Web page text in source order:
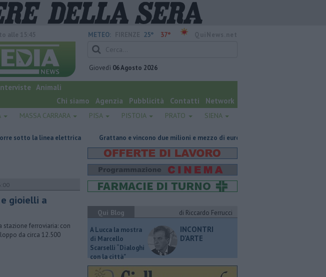
METEO: 25° 37°
Giovedì 06 Agosto 2026
Animali
Chi siamo
Agenzia Pubblicità Contatti Network
MASSA CARRARA PISA PISTOIA PRATO SIENA
elettrica Grattano e vincono due milioni e mezzo di euro Giornalismo in lutto per la scomparsa
gioielli a
ferroviaria: con
da circa 12.500
Qui Blog
di Riccardo Ferrucci
A Lucca la mostra
di Marcello
Scarselli “Dialoghi
con la città"
INCONTRI
D'ARTE